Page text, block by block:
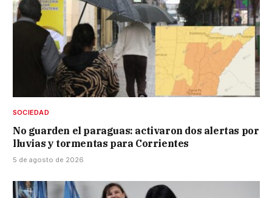
SOCIEDAD
No guarden el paraguas: activaron dos alertas por
lluvias y tormentas para Corrientes
5 de agosto de 2026